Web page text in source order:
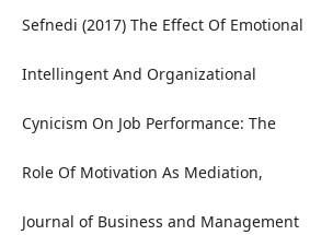
Sefnedi (2017) The Effect Of Emotional
Intellingent And Organizational
Cynicism On Job Performance: The
Role Of Motivation As Mediation,
Journal of Business and Management